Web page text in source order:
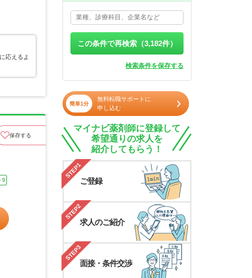
応えるよ
保存する
9
この条件で再検索（3,182件）
検索条件を保存する
簡単1分
無料転職サポートに
申し込む
マイナビ薬剤師に登録して
希望通りの求人を
紹介してもらう！
STEP1
ご登録
STEP2
求人のご紹介
STEP3
面接・条件交渉